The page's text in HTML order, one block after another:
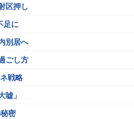
区押し
足に
別居へ
ごし方
戦略
嘘」
密